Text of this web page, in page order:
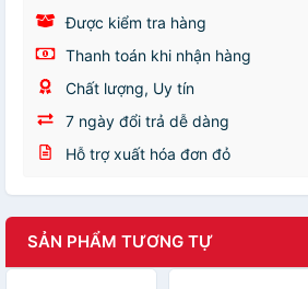
Được kiểm tra hàng
Thanh toán khi nhận hàng
Chất lượng, Uy tín
7 ngày đổi trả dễ dàng
Hỗ trợ xuất hóa đơn đỏ
SẢN PHẨM TƯƠNG TỰ